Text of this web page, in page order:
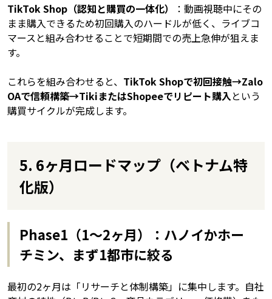
TikTok Shop（認知と購買の一体化）
：動画視聴中にその
まま購入できるため初回購入のハードルが低く、ライブコ
マースと組み合わせることで短期間での売上急伸が狙えま
す。
これらを組み合わせると、 TikTok Shopで初回接触→Zalo
OAで信頼構築→TikiまたはShopeeでリピート購入という
購買サイクルが完成します。
5. 6ヶ月ロードマップ（ベトナム特
化版）
Phase1（1〜2ヶ月）：ハノイかホー
チミン、まず1都市に絞る
最初の2ヶ月は「リサーチと体制構築」に集中します。自社